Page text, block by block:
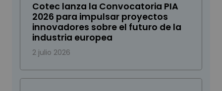
Cotec lanza la Convocatoria PIA
2026 para impulsar proyectos
innovadores sobre el futuro de la
industria europea
2 julio 2026